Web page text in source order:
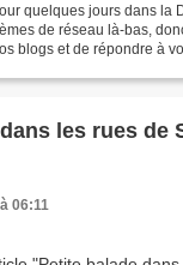
quelques jours dans la
de réseau là-bas,
blogs et de répondre à
les rues de
06:11